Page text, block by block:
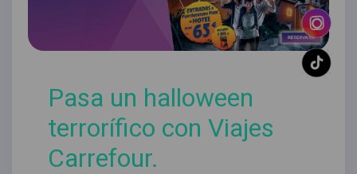
Pasa un halloween
terrorífico con Viajes
Carrefour.